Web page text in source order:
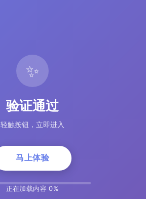
✨
验证通过
轻触按钮，立即进入
马上体验
正在加载内容 5%